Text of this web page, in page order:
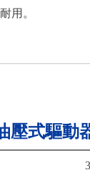
用。
壓式驅動